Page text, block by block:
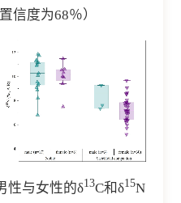
信度为68％）
性与女性的δ13C和δ15N